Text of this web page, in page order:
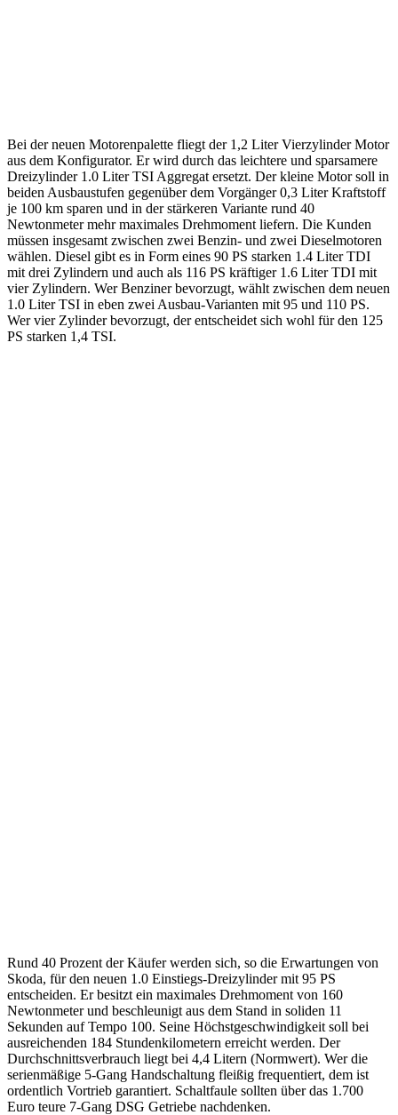
Bei der neuen Motorenpalette fliegt der 1,2 Liter Vierzylinder Motor
aus dem Konfigurator. Er wird durch das leichtere und sparsamere
Dreizylinder 1.0 Liter TSI Aggregat ersetzt. Der kleine Motor soll in
beiden Ausbaustufen gegenüber dem Vorgänger 0,3 Liter Kraftstoff
je 100 km sparen und in der stärkeren Variante rund 40
Newtonmeter mehr maximales Drehmoment liefern. Die Kunden
müssen insgesamt zwischen zwei Benzin- und zwei Dieselmotoren
wählen. Diesel gibt es in Form eines 90 PS starken 1.4 Liter TDI
mit drei Zylindern und auch als 116 PS kräftiger 1.6 Liter TDI mit
vier Zylindern. Wer Benziner bevorzugt, wählt zwischen dem neuen
1.0 Liter TSI in eben zwei Ausbau-Varianten mit 95 und 110 PS.
Wer vier Zylinder bevorzugt, der entscheidet sich wohl für den 125
PS starken 1,4 TSI.
Rund 40 Prozent der Käufer werden sich, so die Erwartungen von
Skoda, für den neuen 1.0 Einstiegs-Dreizylinder mit 95 PS
entscheiden. Er besitzt ein maximales Drehmoment von 160
Newtonmeter und beschleunigt aus dem Stand in soliden 11
Sekunden auf Tempo 100. Seine Höchstgeschwindigkeit soll bei
ausreichenden 184 Stundenkilometern erreicht werden. Der
Durchschnittsverbrauch liegt bei 4,4 Litern (Normwert). Wer die
serienmäßige 5-Gang Handschaltung fleißig frequentiert, dem ist
ordentlich Vortrieb garantiert. Schaltfaule sollten über das 1.700
Euro teure 7-Gang DSG Getriebe nachdenken.